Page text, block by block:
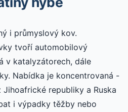
i průmyslový kov.
tvoří automobilový
v katalyzátorech, dále
Nabídka je koncentrovaná -
republiky a Ruska
i výpadky těžby nebo